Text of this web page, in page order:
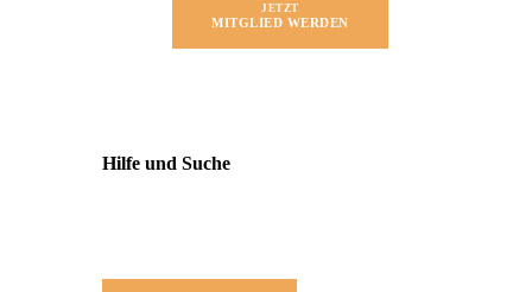
JETZT
MITGLIED WERDEN
Hilfe und Suche